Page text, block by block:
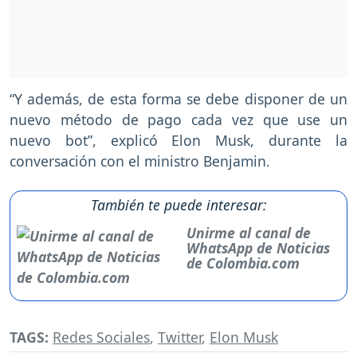
“Y además, de esta forma se debe disponer de un
nuevo método de pago cada vez que use un
nuevo bot”, explicó Elon Musk, durante la
conversación con el ministro Benjamin.
También te puede interesar:
Unirme al canal de
WhatsApp de Noticias
de Colombia.com
TAGS: Redes Sociales, Twitter, Elon Musk